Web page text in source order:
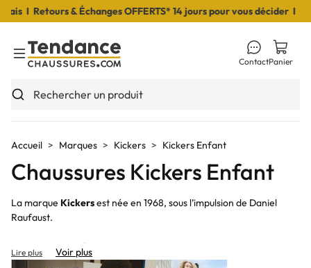
& Échanges OFFERTS* 14 jours pour vous décider I
Toggle Menu
Rechercher un produit
ContactPanier
Accueil Marques Kickers Kickers Enfant
Chaussures Kickers Enfant
La marque Kickersest née en 1968, sous l’impulsion de Daniel
Raufaust.
Nos modèlesKickers
enfant.
Lire plus Voir plus